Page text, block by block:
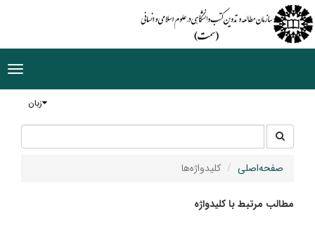
زبان
جستجو
در
سایت
صفحه‌اصلی کلیدواژه‌ها
مطالب مرتبط با کلیدواژه